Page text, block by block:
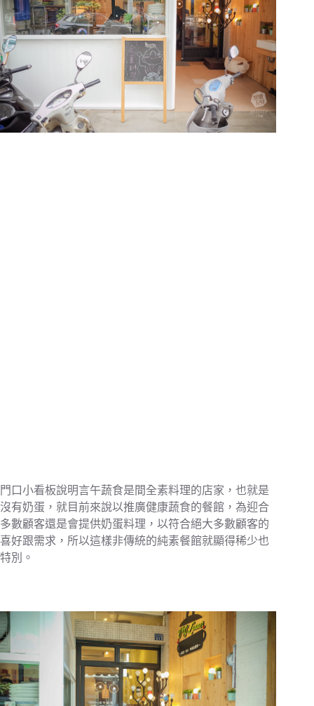
門口小看板說明言午蔬食是間全素料理的店家，也就是
沒有奶蛋，就目前來說以推廣健康蔬食的餐館，為迎合
多數顧客還是會提供奶蛋料理，以符合絕大多數顧客的
喜好跟需求，所以這樣非傳統的純素餐館就顯得稀少也
特別。